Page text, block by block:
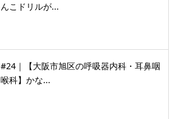
んこドリルが...
#24｜【大阪市旭区の呼吸器内科・耳鼻咽
喉科】かな...